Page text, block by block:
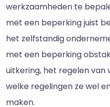
werkzaamheden te
met een beperking juist
het zelfstandig
met een beperking
uitkering, het regelen van
welke regelingen ze wel
maken.